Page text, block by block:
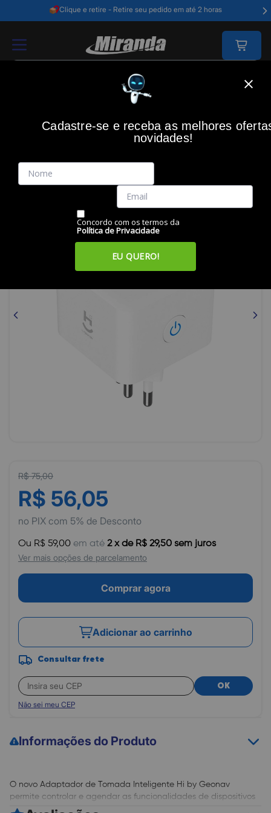
Clique e retire - Retire seu pedido em até 2 horas
R$ 75,00
R$ 56,05
no PIX com 5% de Desconto
Ou R$ 59,00 em até 2 x de R$ 29,50 sem juros
Ver mais opções de parcelamento
Comprar agora
Adicionar ao carrinho
Consultar frete
OK
Não sei meu CEP
GEONAV
(0)
Adaptador Tomada Inteligente HITM10A , GEONAV
Vendido e Entregue por:
Informações do Produto
O novo Adaptador de Tomada Inteligente Hi by Geonav
permite controlar e agendar as funcionalidades de dispositivos
eletroportáteis remotamente pelo aplicativo ou por comando de
Cadastre-se e receba as melhores
novidades!
Concordo com os termos da
Política de Privacidade
EU QUERO!